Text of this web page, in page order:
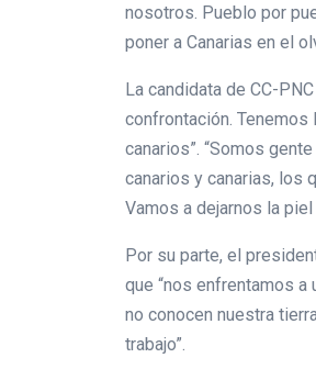
nosotros. Pueblo por
poner a Canarias en el
La candidata de CC-
confrontación.
canarios”. “Somos
canarios y canarias, los
Vamos a dejarnos la
Por su parte, el
que “nos enfrentamos
no conocen nuestra
trabajo”.